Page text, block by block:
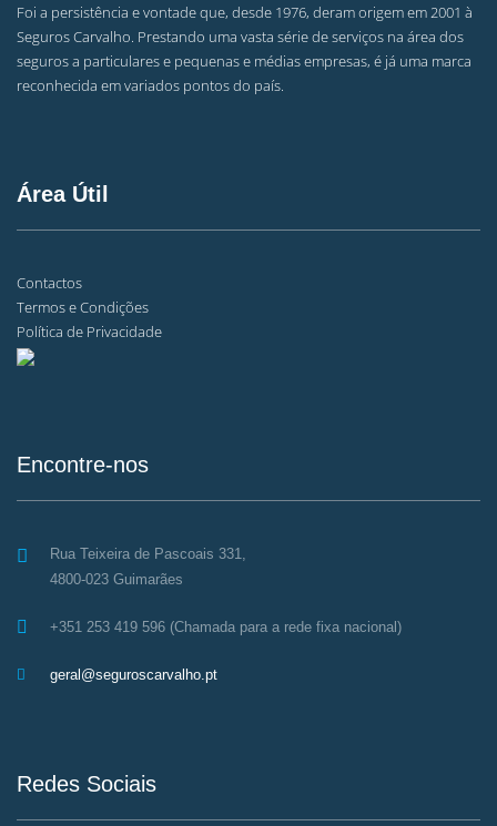
Foi a persistência e vontade que, desde 1976, deram origem em 2001 à
Seguros Carvalho. Prestando uma vasta série de serviços na área dos
seguros a particulares e pequenas e médias empresas, é já uma marca
reconhecida em variados pontos do país.
Área Útil
Contactos
Termos e Condições
Política de Privacidade
Encontre-nos
Rua Teixeira de Pascoais 331,
4800-023 Guimarães
+351 253 419 596 (Chamada para a rede fixa nacional)
geral@seguroscarvalho.pt
Redes Sociais